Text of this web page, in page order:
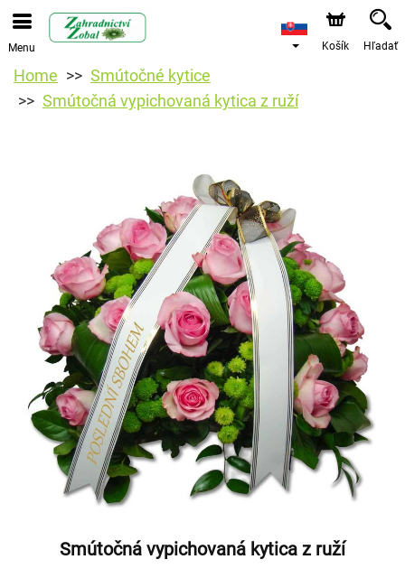
Menu Košík Hľadať
Home
Smútočné kytice
Smútočná vypichovaná kytica z ruží
Smútočná vypichovaná kytica z ruží